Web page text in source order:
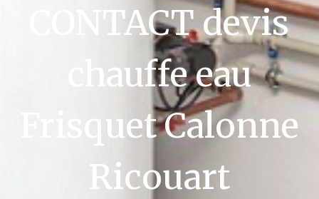
CONTACT devis
chauffe eau
Frisquet Calonne
Ricouart